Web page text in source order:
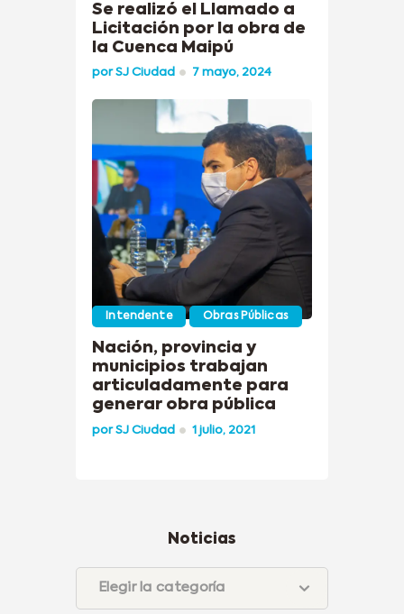
Se realizó el Llamado a
Licitación por la obra de
la Cuenca Maipú
porSJ Ciudad 7 mayo, 2024
Intendente Obras Públicas
Nación, provincia y
municipios trabajan
articuladamente para
generar obra pública
porSJ Ciudad 1 julio, 2021
Noticias